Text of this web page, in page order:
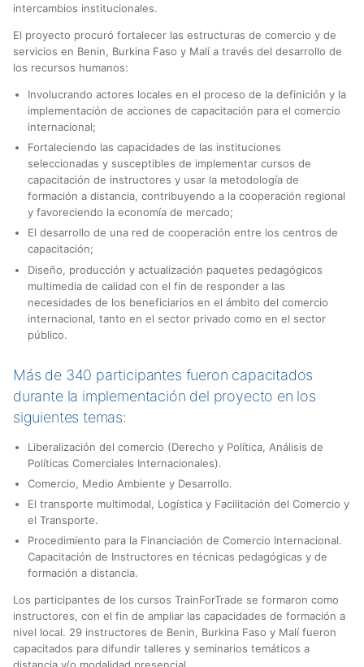
intercambios institucionales.
El proyecto procuró fortalecer las estructuras de comercio y de
servicios en Benin, Burkina Faso y Malí a través del desarrollo de
los recursos humanos:
Involucrando actores locales en el proceso de la definición y la
implementación de acciones de capacitación para el comercio
internacional;
Fortaleciendo las capacidades de las instituciones
seleccionadas y susceptibles de implementar cursos de
capacitación de instructores y usar la metodología de
formación a distancia, contribuyendo a la cooperación regional
y favoreciendo la economía de mercado;
El desarrollo de una red de cooperación entre los centros de
capacitación;
Diseño, producción y actualización paquetes pedagógicos
multimedia de calidad con el fin de responder a las
necesidades de los beneficiarios en el ámbito del comercio
internacional, tanto en el sector privado como en el sector
público.
Más de 340 participantes fueron capacitados
durante la implementación del proyecto en los
siguientes temas:
Liberalización del comercio (Derecho y Política, Análisis de
Políticas Comerciales Internacionales).
Comercio, Medio Ambiente y Desarrollo.
El transporte multimodal, Logística y Facilitación del Comercio y
el Transporte.
Procedimiento para la Financiación de Comercio Internacional.
Capacitación de Instructores en técnicas pedagógicas y de
formación a distancia.
Los participantes de los cursos TrainForTrade se formaron como
instructores, con el fin de ampliar las capacidades de formación a
nivel local. 29 instructores de Benin, Burkina Faso y Malí fueron
capacitados para difundir talleres y seminarios temáticos a